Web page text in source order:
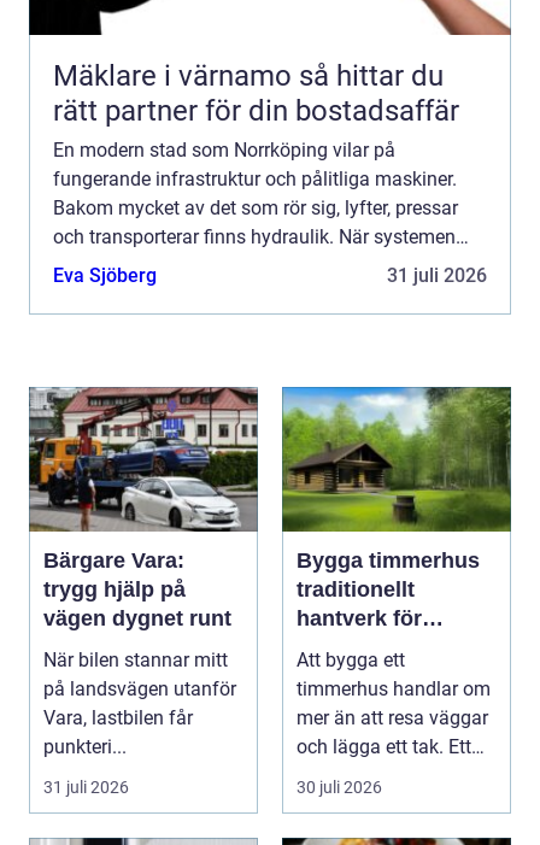
Mäklare i värnamo så hittar du
rätt partner för din bostadsaffär
En modern stad som Norrköping vilar på
fungerande infrastruktur och pålitliga maskiner.
Bakom mycket av det som rör sig, lyfter, pressar
och transporterar finns hydraulik. När systemen
stannar upp märks det direkt i produktionen, i
Eva Sjöberg 31 juli 2026
Bärgare Vara:
trygg hjälp på
vägen dygnet runt
När bilen stannar mitt
på landsvägen utanför
Vara, lastbilen får
punkteri...
31 juli 2026
Bygga timmerhus
traditionellt
hantverk för
moderna behov
Att bygga ett
timmerhus handlar om
mer än att resa väggar
och lägga ett tak. Ett
timmerhus är ett lå...
30 juli 2026